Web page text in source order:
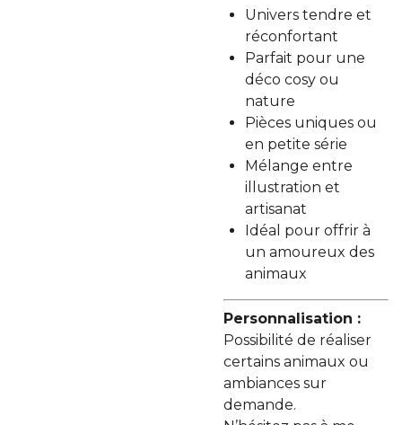
Univers tendre et
réconfortant
Parfait pour une
déco cosy ou
nature
Pièces uniques ou
en petite série
Mélange entre
illustration et
artisanat
Idéal pour offrir à
un amoureux des
animaux
Personnalisation :
Possibilité de réaliser
certains animaux ou
ambiances sur
demande.